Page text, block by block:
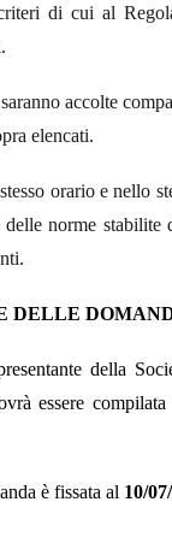
di cui al
accolte
elencati.
orario e nello
norme stabilite
DELLE
della
essere
è fissata al 10/